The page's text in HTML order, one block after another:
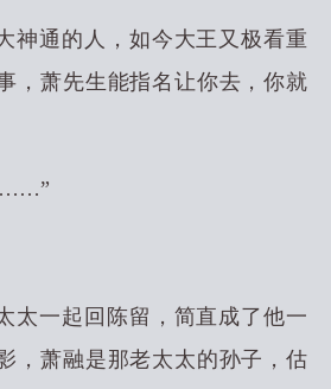
神通的人，如今大王又极看重
，萧先生能指名让你去，你就
太一起回陈留，简直成了他一
，萧融是那老太太的孙子，估